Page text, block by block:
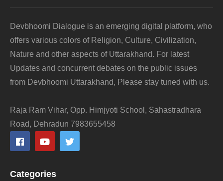
Devbhoomi Dialogue is an emerging digital platform, who
offers various colors of Religion, Culture, Civilization,
Nature and other aspects of Uttarakhand. For latest
Updates and concurrent debates on the public issues
from Devbhoomi Uttarakhand, Please stay tuned with us.
Raja Ram Vihar, Opp. Himjyoti School, Sahastradhara
Road, Dehradun 7983655458
Categories